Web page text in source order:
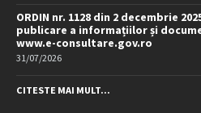
ORDIN nr. 1128 din 2 decembrie
publicare a informațiilor și
www.e-consultare.gov.ro
31/07/2026
CITESTE MAI MULT...